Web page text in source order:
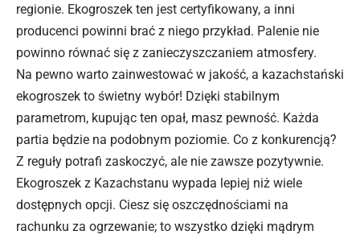
regionie. Ekogroszek ten jest certyfikowany, a inni
producenci powinni brać z niego przykład. Palenie nie
powinno równać się z zanieczyszczaniem atmosfery.
Na pewno warto zainwestować w jakość, a kazachstański
ekogroszek to świetny wybór! Dzięki stabilnym
parametrom, kupując ten opał, masz pewność. Każda
partia będzie na podobnym poziomie. Co z konkurencją?
Z reguły potrafi zaskoczyć, ale nie zawsze pozytywnie.
Ekogroszek z Kazachstanu wypada lepiej niż wiele
dostępnych opcji. Ciesz się oszczędnościami na
rachunku za ogrzewanie; to wszystko dzięki mądrym